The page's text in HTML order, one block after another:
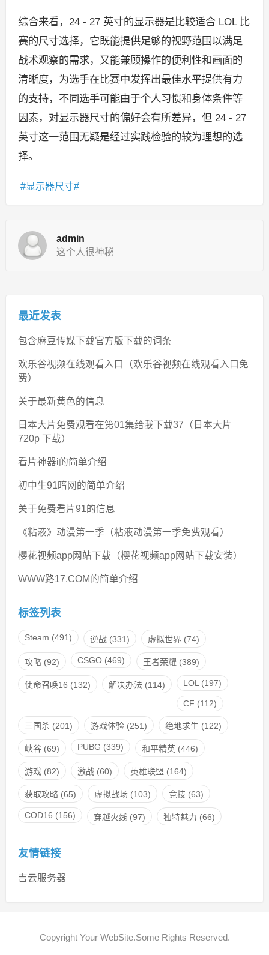
综合来看，24 - 27 英寸的显示器是比较适合 LOL 比
赛的尺寸选择，它既能提供足够的视野范围以满足
战术观察的需求，又能兼顾操作的便利性和画面的
清晰度，为选手在比赛中发挥出最佳水平提供有力
的支持，不同选手可能由于个人习惯和身体条件等
因素，对显示器尺寸的偏好会有所差异，但 24 - 27
英寸这一范围无疑是经过实践检验的较为理想的选
择。
显示器尺寸
admin
这个人很神秘
最近发表
包含麻豆传媒下载官方版下载的词条
欢乐谷视频在线观看入口（欢乐谷视频在线观看入口免
费）
关于最新黄色的信息
日本大片免费观看在第01集给我下载37（日本大片
720p 下载）
看片神器i的简单介绍
初中生91暗网的简单介绍
关于免费看片91的信息
《粘液》动漫第一季（粘液动漫第一季免费观看）
樱花视频app网站下载（樱花视频app网站下载安装）
WWW路17.COM的简单介绍
标签列表
Steam (491) 逆战(331) 虚拟世界(74)
攻略(92) CSGO(469) 王者荣耀 (389)
使命召唤16 (132) 解决办法 (114) LOL(197)
CF (112)
三国杀(201) 游戏体验(251) 绝地求生 (122)
峡谷(69) PUBG (339) 和平精英(446)
游戏(82) 激战(60) 英雄联盟 (164)
获取攻略(65) 虚拟战场 (103) 竞技 (63)
COD16 (156) 穿越火线 (97) 独特魅力 (66)
友情链接
吉云服务器
Copyright Your WebSite.Some Rights Reserved.